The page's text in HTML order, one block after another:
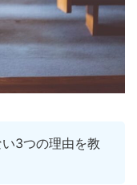
3つの理由を教